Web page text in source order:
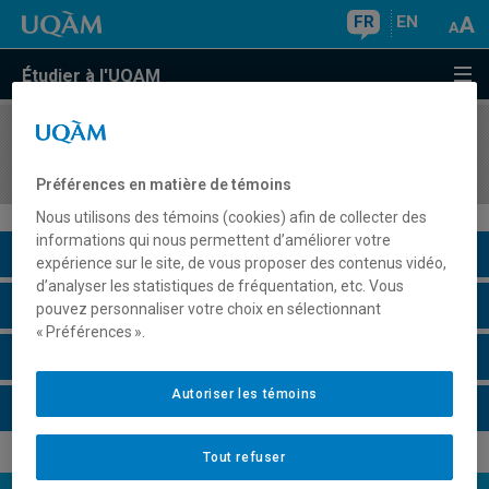
FR EN
Étudier à l'UQAM
COURS//
Description du cours
Horaire - Été 2026
Préférences en matière de témoins
Nous utilisons des témoins (cookies) afin de collecter des
informations qui nous permettent d’améliorer votre
expérience sur le site, de vous proposer des contenus vidéo,
d’analyser les statistiques de fréquentation, etc. Vous
pouvez personnaliser votre choix en sélectionnant
« Préférences ».
Tout refuser
Autoriser les témoins